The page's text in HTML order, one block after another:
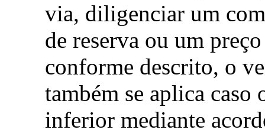
via, diligenciar um
de reserva ou um
conforme descrito, o
também se aplica
inferior mediante